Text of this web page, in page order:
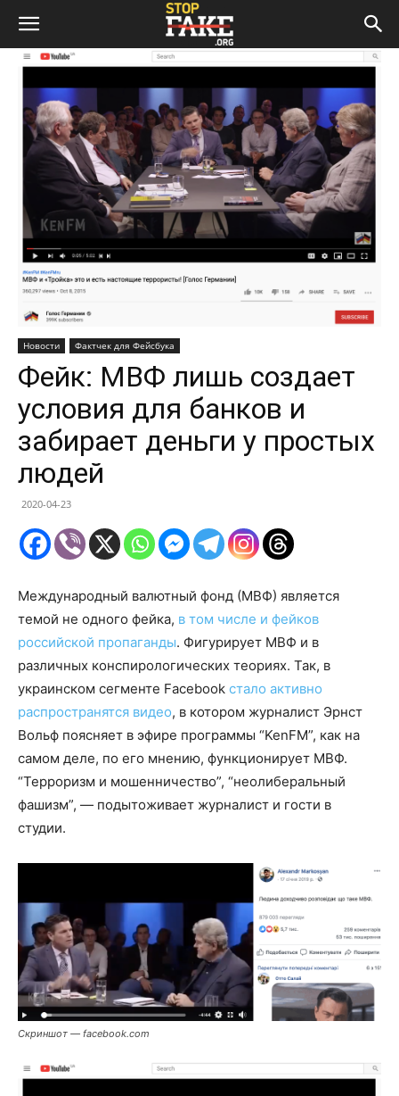
Новости Фактчек для Фейсбука
Фейк: МВФ лишь создает
условия для банков и
забирает деньги у простых
людей
2020-04-23
Международный валютный фонд (МВФ) является
темой не одного фейка, в том числе и фейков
российской пропаганды. Фигурирует МВФ и в
различных конспирологических теориях. Так, в
украинском сегменте Facebook стало активно
распространятся видео, в котором журналист Эрнст
Вольф поясняет в эфире программы “KenFM”, как на
самом деле, по его мнению, функционирует МВФ.
“Терроризм и мошенничество”, “неолиберальный
фашизм”, — подытоживает журналист и гости в
студии.
Скриншот — facebook.com